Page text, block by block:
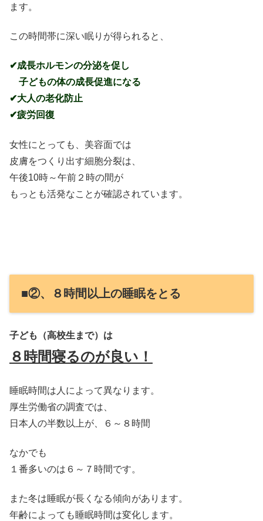
ます。
この時間帯に深い眠りが得られると、
✔成長ホルモンの分泌を促し
子どもの体の成長促進になる
✔大人の老化防止
✔疲労回復
女性にとっても、美容面では
皮膚をつくり出す細胞分裂は、
午後10時～午前２時の間が
もっとも活発なことが確認されています。
■②、８時間以上の睡眠をとる
子ども（高校生まで）は
８時間寝るのが良い！
睡眠時間は人によって異なります。
厚生労働省の調査では、
日本人の半数以上が、６～８時間
なかでも
１番多いのは６～７時間です。
また冬は睡眠が長くなる傾向があります。
年齢によっても睡眠時間は変化します。